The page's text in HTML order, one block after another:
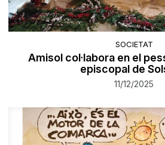
SOCIETAT
Amisol col·labora en el
episcopal de
11/12/2025